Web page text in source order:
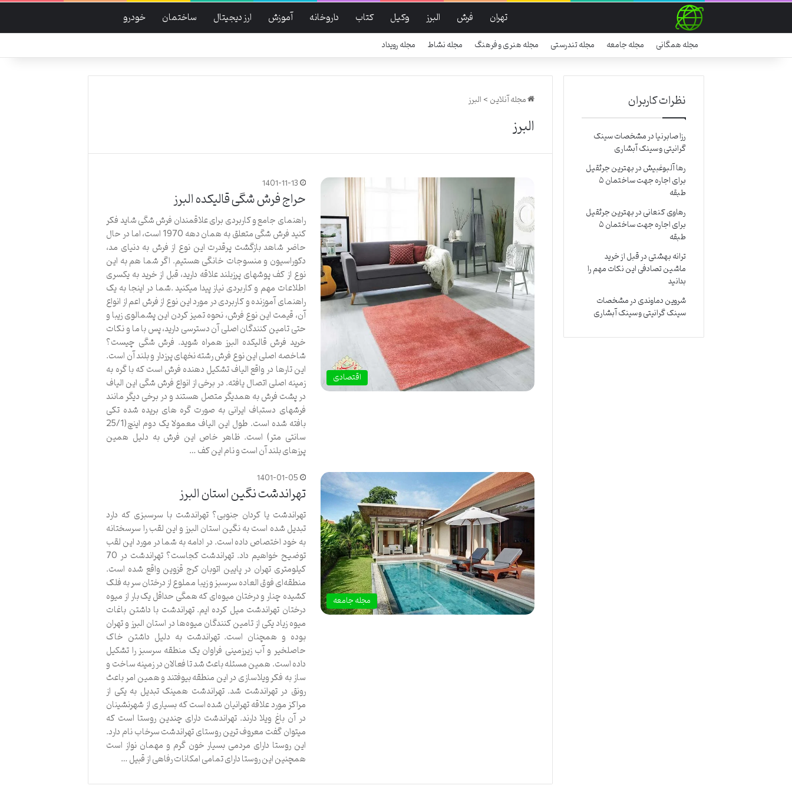
تهران فرش البرز وکیل کتاب داروخانه آموزش ارز دیجیتال ساختمان خودرو
مجله همگانی مجله جامعه مجله تندرستی مجله هنری و فرهنگ مجله نشاط مجله رویداد
مجله آنلاین>البرز
البرز
اقتصادی
1401-11-13
حراج فرش شگی قالیکده البرز
راهنمای جامع و کاربردی برای علاقمندان فرش شگی شاید فکر
کنید فرش شگی متعلق به همان دهه 1970 است، اما در حال
حاضر شاهد بازگشت پرقدرت این نوع از فرش به دنیای مد،
دکوراسیون و منسوجات خانگی هستیم. اگر شما هم به این
نوع از کف پوشهای پرزبلند علاقه دارید، قبل از خرید به یکسری
اطلاعات مهم و کاربردی نیاز پیدا میکنید .شما در اینجا به یک
راهنمای آموزنده و کاربردی در مورد این نوع از فرش اعم از انواع
آن، قیمت این نوع فرش، نحوه تمیز کردن این پشمالوی زیبا و
حتی تامین کنندگان اصلی آن دسترسی دارید، پس با ما و نکات
خرید فرش قالیکده البرز همراه شوید. فرش شگی چیست؟
شاخصه اصلی این نوع فرش رشته نخهای پرزدار و بلند آن است.
این تارها در واقع الیاف تشکیل دهنده فرش است که با گره به
زمینه اصلی اتصال یافته. در برخی از انواع فرش شگی این الیاف
در پشت فرش به همدیگر متصل هستند و در برخی دیگر مانند
فرشهای دستباف ایرانی به صورت گره های بریده شده تکی
بافته شده است. طول این الیاف معمولا یک دوم اینچ(25/1
سانتی متر) است. ظاهر خاص این فرش به دلیل همین
پرزهای بلند آن است و نام این کف …
مجله جامعه
1401-01-05
تهراندشت نگین استان البرز
تهراندشت یا کردان جنوبی؟ تهراندشت با سرسبزی که دارد
تبدیل شده است به نگین استان البرز و این لقب را سرسختانه
به خود اختصاص داده است. در ادامه به شما در مورد این لقب
توضیح خواهیم داد. تهراندشت کجاست؟ تهراندشت در 70
کیلومتری تهران در پایین اتوبان کرج قزوین واقع شده است.
منطقه‌ای فوق العاده سرسبز و زیبا مملوع از درختان سر به فلک
کشیده چنار و درختان میوه‌ای که همگی حداقل یک بار از میوه
درختان تهراندشت میل کرده ایم. تهراندشت با داشتن باغات
میوه زیاد یکی از تامین کنندگان میوه‌ها در استان البرز و تهران
بوده و همچنان است. تهراندشت به دلیل داشتن خاک
حاصلخیر و آب زیرزمینی فراوان یک منطقه سرسبز را تشکیل
داده است. همین مسئله باعث شد تا فعالان در زمینه ساخت و
ساز به فکر ویلاسازی در این منطقه بیوفتند و همین امر باعث
رونق در تهراندشت شد. تهراندشت همینک تبدیل به یکی از
مراکز مورد علاقه تهرانیان شده است که بسیاری از شهرنشینان
در آن باغ ویلا دارند. تهراندشت دارای چندین روستا است که
میتوان گفت معروف ترین روستای تهراندشت سرخاب نام دارد.
این روستا دارای مردمی بسیار خون گرم و مهمان نواز است
همچنین این روستا دارای تمامی امکانات رفاهی از قبیل …
نظرات کاربران
رزا صابرنیادرمشخصات سینک
گرانیتی و سینک آبشاری
رها آلبوغبیشدربهترین جرثقیل
برای اجاره جهت ساختمان ۵
طبقه
رهاوی کنعانیدربهترین جرثقیل
برای اجاره جهت ساختمان ۵
طبقه
ترانه بهشتیدرقبل از خرید
ماشین تصادفی این نکات مهم را
بدانید
شروین دماوندیدرمشخصات
سینک گرانیتی و سینک آبشاری